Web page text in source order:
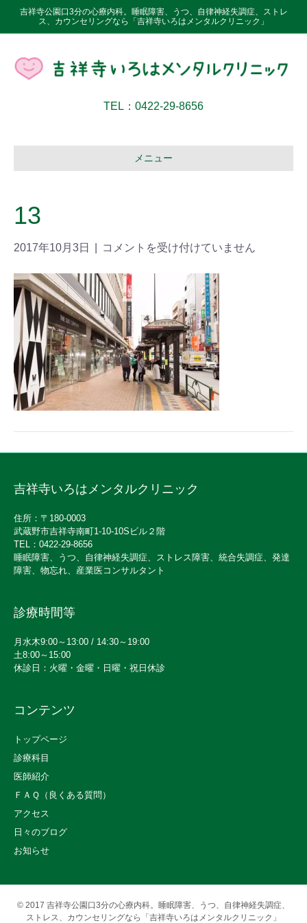
吉祥寺公園口3分の心療内科。睡眠障害、うつ、自律神経失調症、ストレ
ス、カウンセリングなら「吉祥寺いろはメンタルクリニック」
TEL：0422-29-8656
メニュー
13
2017年10月3日 コメントを受け付けていません
吉祥寺いろはメンタルクリニック
住所：〒180-0003
武蔵野市吉祥寺南町1-10-10Sビル２階
TEL：0422-29-8656
睡眠障害、うつ、自律神経失調症、ストレス障害、統合失調症、発達
障害、物忘れ、産業医コンサルタント
診療時間等
月水木9:00～13:00 / 14:30～19:00
土8:00～15:00
休診日：火曜・金曜・日曜・祝日休診
コンテンツ
トップページ
診療科目
医師紹介
ＦＡＱ（良くある質問）
アクセス
日々のブログ
お知らせ
© 2017 吉祥寺公園口3分の心療内科。睡眠障害、うつ、自律神経失調症、
ストレス、カウンセリングなら「吉祥寺いろはメンタルクリニック」